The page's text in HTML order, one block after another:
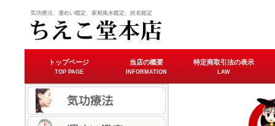
気功療法、運めい鑑定、家相風水鑑定、姓名鑑定
トップページ
TOP PAGE
当店の概要
INFORMATION
特定商取引法の表示
LAW